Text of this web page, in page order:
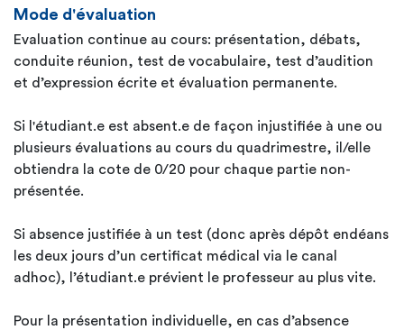
Mode d'évaluation
Evaluation continue au cours: présentation, débats,
conduite réunion, test de vocabulaire, test d’audition
et d’expression écrite et évaluation permanente.
Si l'étudiant.e est absent.e de façon injustifiée à une ou
plusieurs évaluations au cours du quadrimestre, il/elle
obtiendra la cote de 0/20 pour chaque partie non-
présentée.
Si absence justifiée à un test (donc après dépôt endéans
les deux jours d’un certificat médical via le canal
adhoc), l’étudiant.e prévient le professeur au plus vite.
Pour la présentation individuelle, en cas d’absence